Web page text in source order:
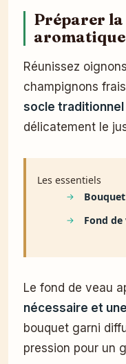
Préparer
Réunissez
champignons
socle
délicatement le
Les essentiels
Fond
Le fond de veau
nécessaire et
bouquet garni
pression pour un